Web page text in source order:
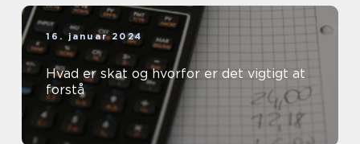
16. januar 2024
Hvad er skat og hvorfor er det vigtigt at
forstå